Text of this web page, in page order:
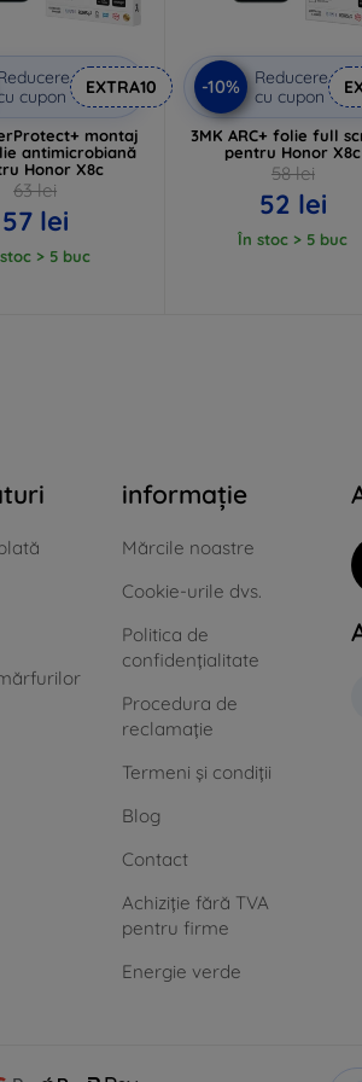
cupon
EXTRA10
montaj
antimicrobiană
Honor X8c
63 lei
57 lei
> 5 buc
-10%
Reducere
cu cupon
3MK ARC+ folie full
pentru Honor X8c
58 lei
52 lei
În stoc > 5 buc
informație
Mărcile noastre
Cookie-urile dvs.
Politica de
confidențialitate
Procedura de
reclamație
Termeni și condiții
Blog
Contact
Achiziție fără TVA
pentru firme
Energie verde